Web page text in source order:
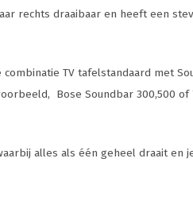
rechts draaibaar en heeft een
TV tafelstandaard met
Bose Soundbar 300,500 of
alles als één geheel draait en